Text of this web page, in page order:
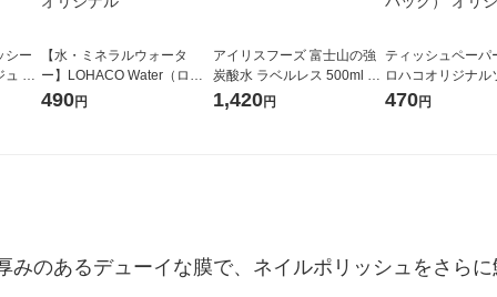
シー
ュ 10
【水・ミネラルウォータ
ー】LOHACO Water（ロハ
コウォーター）2L ラベルレ
490円
アイリスフーズ 富士山の強
炭酸水 ラベルレス 500ml 1
箱（24本入）
1,420円
ティッシュペーパ
ロハコオリジナル
ックティッシュ
470円
みのあるデューイな膜で、ネイルポリッシュをさら